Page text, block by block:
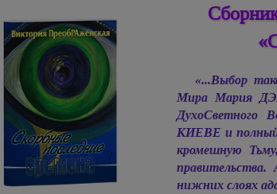
«...Выбор
Мира Мария
ДухоСветного
КИЕВЕ и полный
кромешную
нижних слоях